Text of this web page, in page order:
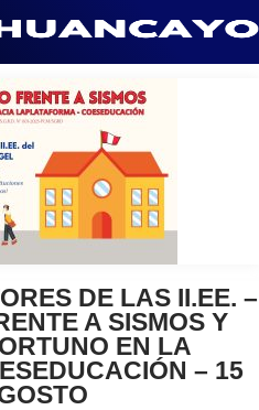
DE LAS II.EE. –
A SISMOS Y
EN LA
– 15